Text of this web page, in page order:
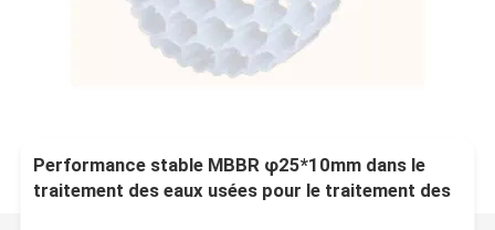
Performance stable MBBR φ25*10mm dans le
traitement des eaux usées pour le traitement des